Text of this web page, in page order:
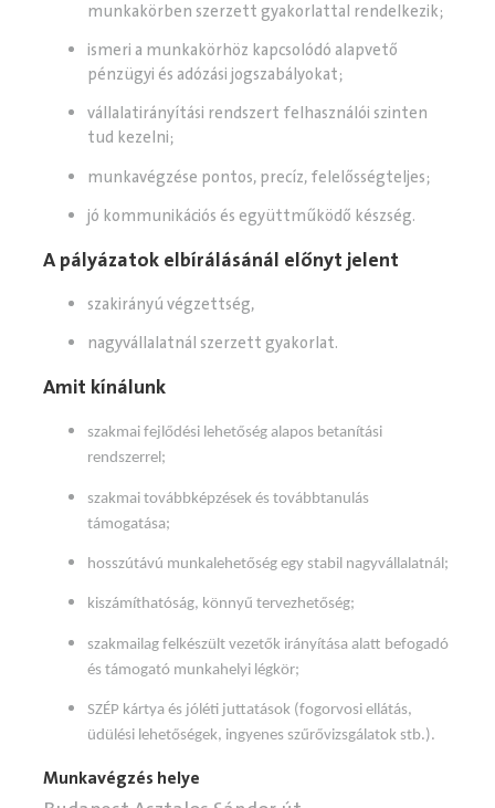
munkakörben szerzett gyakorlattal rendelkezik;
ismeri a munkakörhöz kapcsolódó alapvető
pénzügyi és adózási jogszabályokat;
vállalatirányítási rendszert felhasználói szinten
tud kezelni;
munkavégzése pontos, precíz, felelősségteljes;
jó kommunikációs és együttműködő készség.
A pályázatok elbírálásánál előnyt jelent
szakirányú végzettség,
nagyvállalatnál szerzett gyakorlat.
Amit kínálunk
szakmai fejlődési lehetőség alapos betanítási
rendszerrel;
szakmai továbbképzések és továbbtanulás
támogatása;
hosszútávú munkalehetőség egy stabil nagyvállalatnál;
kiszámíthatóság, könnyű tervezhetőség;
szakmailag felkészült vezetők irányítása alatt befogadó
és támogató munkahelyi légkör;
SZÉP kártya és jóléti juttatások (fogorvosi ellátás,
üdülési lehetőségek, ingyenes szűrővizsgálatok stb.).
Munkavégzés helye